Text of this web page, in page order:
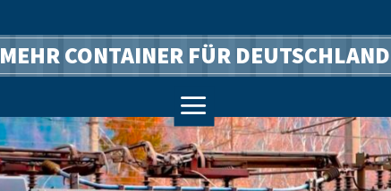
MEHR CONTAINER FÜR DEUTSCHLAND
a